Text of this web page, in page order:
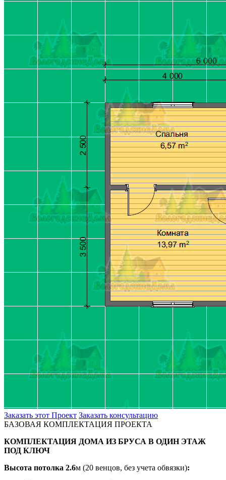
Заказать этот Проект Заказать консультацию
БАЗОВАЯ КОМПЛЕКТАЦИЯ ПРОЕКТА
КОМПЛЕКТАЦИЯ ДОМА ИЗ БРУСА В ОДИН ЭТАЖ
ПОД КЛЮЧ
Высота потолка 2.6м (20 венцов, без учета обвязки):